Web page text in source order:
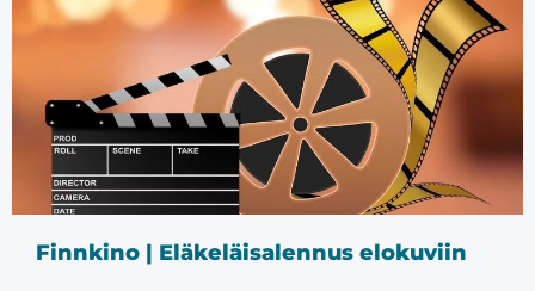
Finnkino | Eläkeläisalennus elokuviin